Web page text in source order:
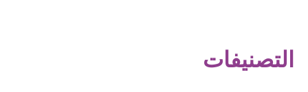
التصنيفات